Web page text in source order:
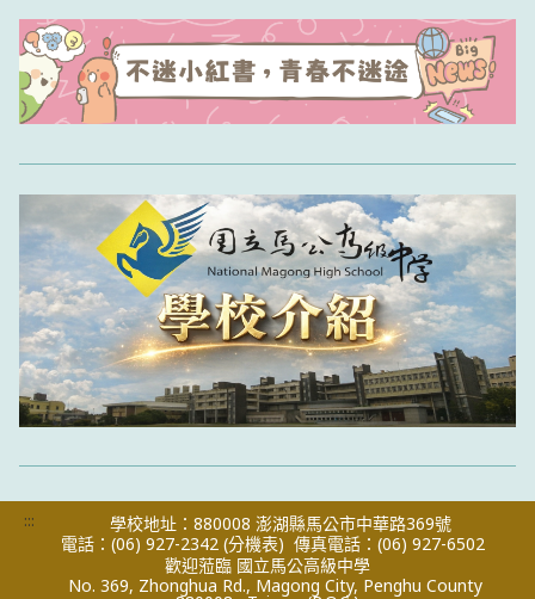
:::
學校地址：880008 澎湖縣馬公市中華路369號
電話：(06) 927-2342 (分機表) 傳真電話：(06) 927-6502
歡迎蒞臨 國立馬公高級中學
No. 369, Zhonghua Rd., Magong City, Penghu County